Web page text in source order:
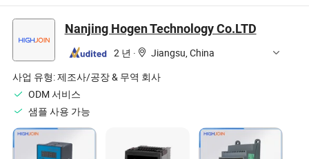
Nanjing Hogen Technology Co.LTD
2 년 ·
Jiangsu, China
사업 유형:제조사/공장 & 무역 회사
ODM 서비스
샘플 사용 가능